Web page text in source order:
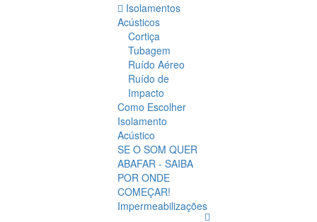
Isolamentos
Acústicos
Cortiça
Tubagem
Ruído Aéreo
Ruído de
Impacto
Como Escolher
Isolamento
Acústico
SE O SOM QUER
ABAFAR - SAIBA
POR ONDE
COMEÇAR!
Impermeabilizações